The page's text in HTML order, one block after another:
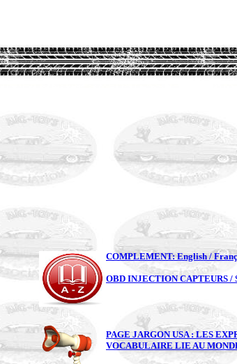
COMPLEMENT: English /
OBD INJECTION CAPTEURS /
PAGE JARGON USA : LES
VOCABULAIRE LIE AU